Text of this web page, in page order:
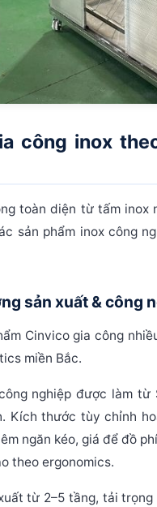
công inox
toàn diện từ tấm inox
sản phẩm inox công
sản xuất & công
Cinvico gia công
miền Bắc.
nghiệp được làm từ
Kích thước tùy chỉnh
ngăn kéo, giá để đồ
theo ergonomics.
từ 2–5 tầng, tải trọng